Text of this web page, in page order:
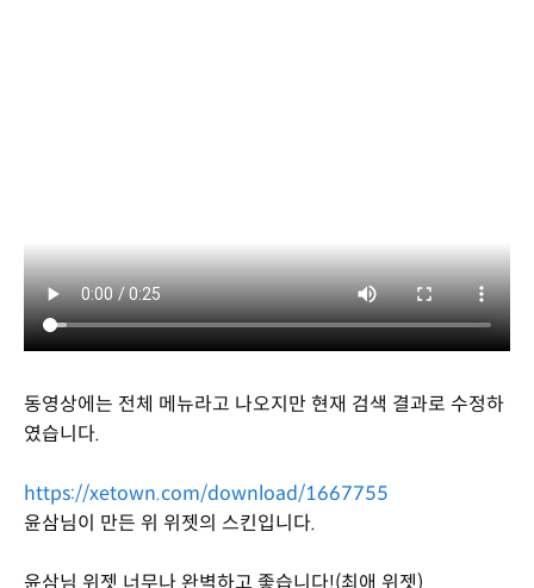
동영상에는 전체 메뉴라고 나오지만 현재 검색 결과로 수정하
였습니다.
https://xetown.com/download/1667755
윤삼님이 만든 위 위젯의 스킨입니다.
윤삼님 위젯 너무나 완벽하고 좋습니다!(최애 위젯)